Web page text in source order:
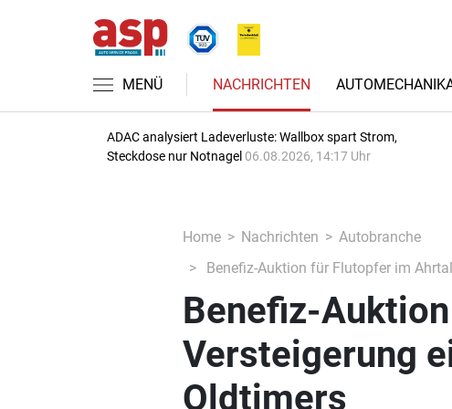
MENÜ NACHRICHTEN
ADAC analysiert Ladeverluste: Wallbox spart Strom,
Steckdose nur Notnagel 06.08.2026, 14:17 Uhr
Home Nachrichten
Autobranche
Benefiz-Auktion für Flutopfer im
Benefiz-
Versteigerung
Oldtimers